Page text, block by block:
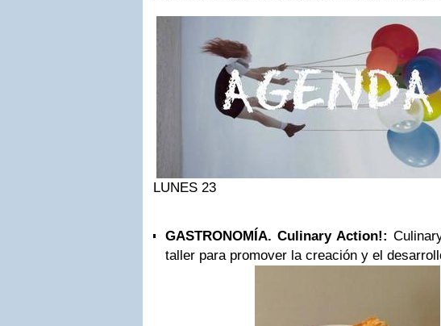
LUNES 23
GASTRONOMÍA. Culinary Action!:
taller para promover la creación y el